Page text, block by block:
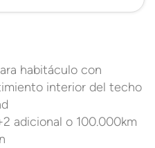
habitáculo con
interior del techo
adicional o 100.000km